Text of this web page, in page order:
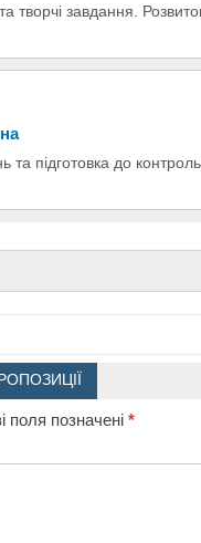
завдання.
та підготовка до
поля позначені *